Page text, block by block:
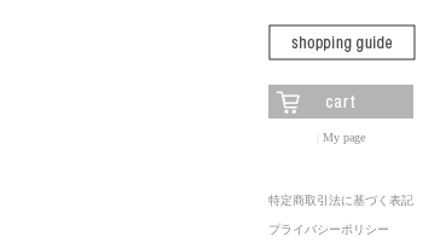
My page
特定商取引法に基づく表記
プライバシーポリシー